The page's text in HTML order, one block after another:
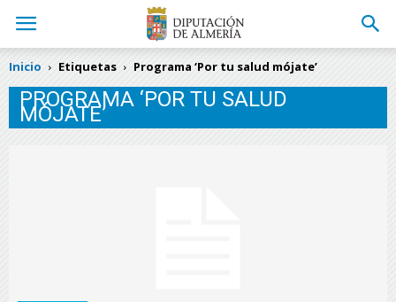
Inicio Etiquetas Programa ‘Por tu salud mójate’
PROGRAMA ‘POR TU SALUD
MÓJATE’